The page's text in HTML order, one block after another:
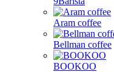
Aram coffee
Bellman coffee
BOOKOO